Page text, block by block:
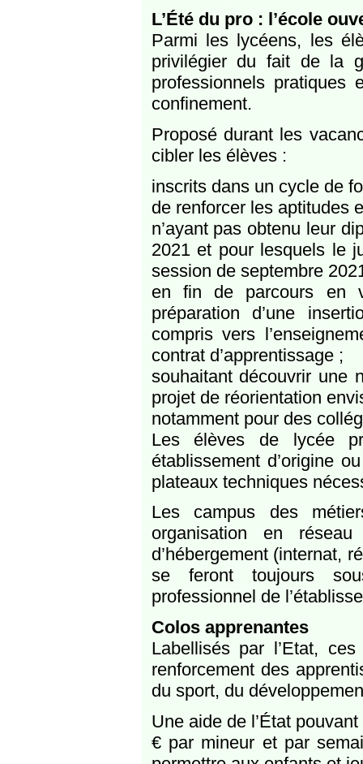
L’Été du pro : l’école
Parmi les lycéens, les
privilégier du fait de la
professionnels
confinement.
Proposé durant les
cibler les élèves :
inscrits dans un cycle de
de renforcer les aptitudes
n’ayant pas obtenu leur
2021 et pour lesquels le
session de septembre
en fin de parcours en
préparation d’une
compris vers
contrat d’apprentissage ;
souhaitant découvrir une
projet de réorientation
notamment pour des
Les élèves de lycée
établissement d’origine
plateaux techniques
Les campus des
organisation en
d’hébergement (internat,
se feront toujours sous
professionnel de
Colos apprenantes
Labellisés par l’Etat,
renforcement des
du sport, du
Une aide de l’État
€ par mineur et par